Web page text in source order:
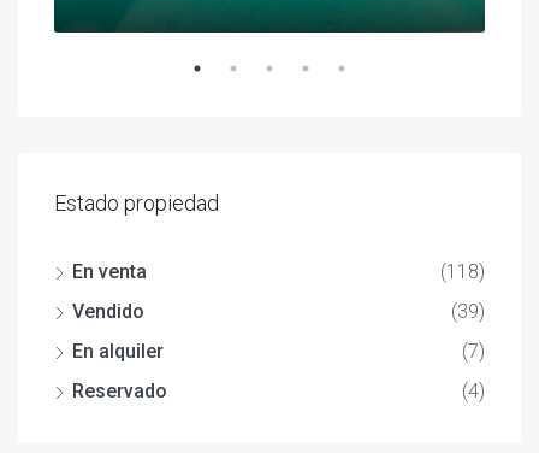
Estado propiedad
En venta
(118)
Vendido
(39)
En alquiler
(7)
Reservado
(4)